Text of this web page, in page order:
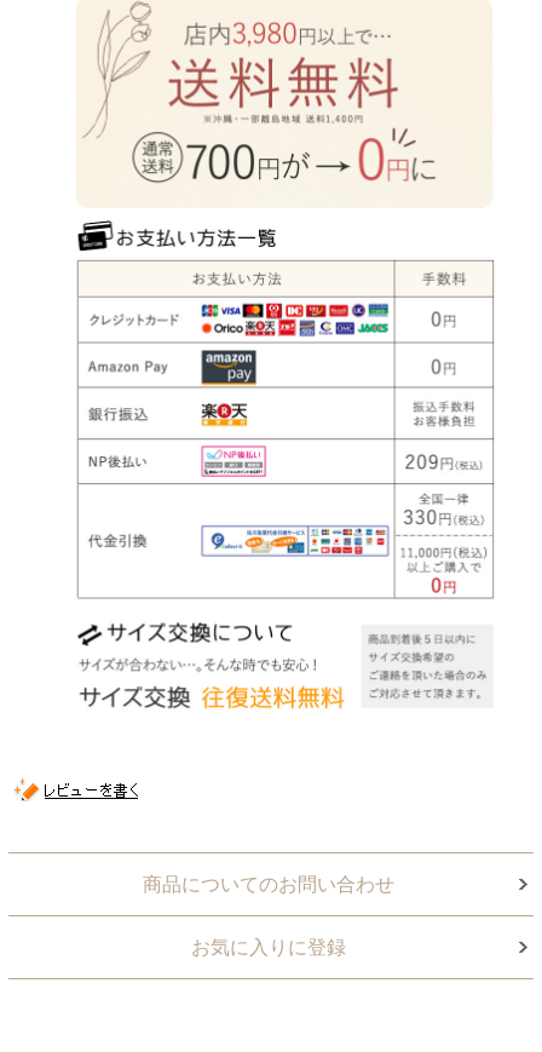
商品についてのお問い合わせ
お気に入りに登録